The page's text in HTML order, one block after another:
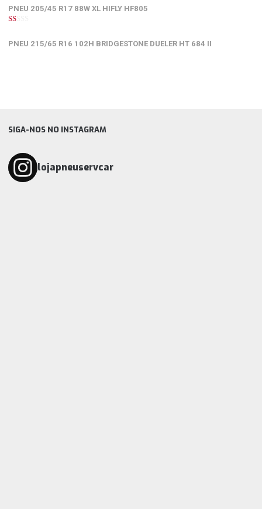
1
de
5
PNEU 205/45 R17 88W XL HIFLY HF805
5
PNEU 215/65 R16 102H BRIDGESTONE DUELER HT 684 II
SIGA-NOS NO INSTAGRAM
lojapneuservcar